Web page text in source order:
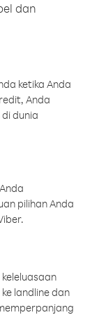
dan
ketika Anda
Anda
dunia
pilihan Anda
landline dan